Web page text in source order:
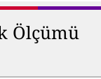
Ölçümü